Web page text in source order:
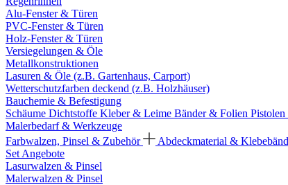
Alu-Fenster & Türen
PVC-Fenster & Türen
Holz-Fenster & Türen
Versiegelungen & Öle
Metallkonstruktionen
Lasuren & Öle (z.B. Gartenhaus, Carport)
Wetterschutzfarben deckend (z.B. Holzhäuser)
Bauchemie & Befestigung
Schäume Dichtstoffe Kleber & Leime Bänder & Folien
Malerbedarf & Werkzeuge
Farbwalzen, Pinsel & Zubehör
Abdeckmaterial &
Set Angebote
Lasurwalzen & Pinsel
Malerwalzen & Pinsel